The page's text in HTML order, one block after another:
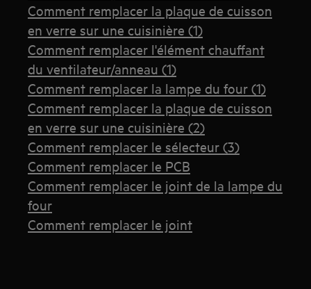
Comment remplacer la plaque de cuisson
en verre sur une cuisinière (1)
Comment remplacer l'élément chauffant
du ventilateur/anneau (1)
Comment remplacer la lampe du four (1)
Comment remplacer la plaque de cuisson
en verre sur une cuisinière (2)
Comment remplacer le sélecteur (3)
Comment remplacer le PCB
Comment remplacer le joint de la lampe du
four
Comment remplacer le joint